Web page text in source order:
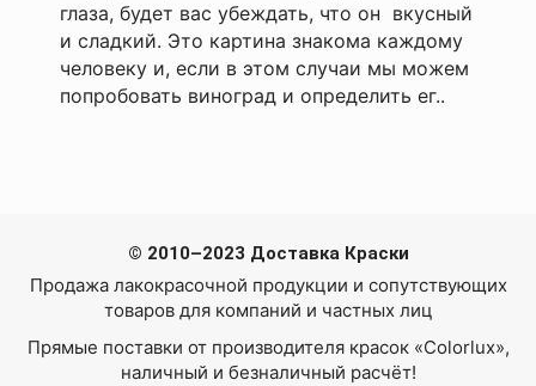
глаза, будет вас убеждать, что он вкусный
и сладкий. Это картина знакома каждому
человеку и, если в этом случаи мы можем
попробовать виноград и определить ег..
© 2010–2023 Доставка Краски
Продажа лакокрасочной продукции и сопутствующих
товаров для компаний и частных лиц
Прямые поставки от производителя красок «Colorlux»,
наличный и безналичный расчёт!